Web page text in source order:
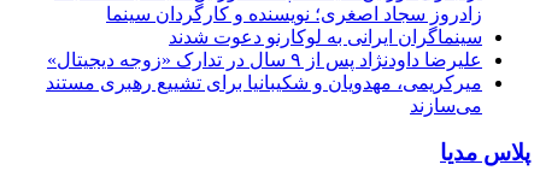
زادروز سجاد اصغری؛ نویسنده و کارگردان سینما
سینماگران ایرانی به لوکارنو دعوت شدند
علیرضا داودنژاد پس از ۹ سال در تدارک «زوجه دیجیتال»
میرکریمی، مهدویان و شکیبانیا برای تشییع رهبری مستند
می‌سازند
پلاس مدیا